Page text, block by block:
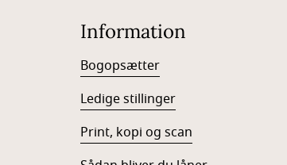
Information
Bogopsætter
Ledige stillinger
Print, kopi og scan